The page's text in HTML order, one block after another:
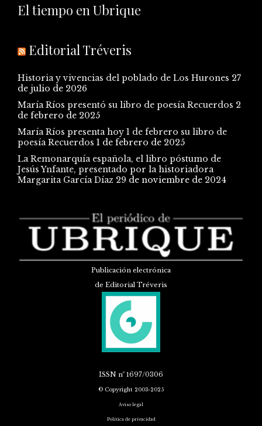
El tiempo en Ubrique
Editorial Tréveris
Historia y vivencias del poblado de Los Hurones 27
de julio de 2026
María Ríos presentó su libro de poesía Recuerdos 2
de febrero de 2025
María Ríos presenta hoy 1 de febrero su libro de
poesía Recuerdos 1 de febrero de 2025
La Remonarquía española, el libro póstumo de
Jesús Ynfante, presentado por la historiadora
Margarita García Díaz 29 de noviembre de 2024
Publicación electrónica
de Editorial Tréveris
ISSN nº 1697/0306
© Copyright 2003-2025
Aviso legal
Política de privacidad